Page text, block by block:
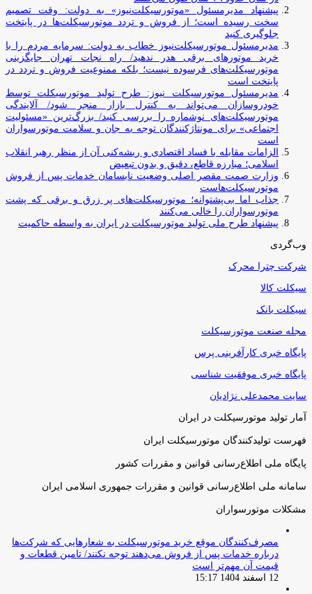
پیشنهاد مدیرمسئول «موتورسیکلت‌نیوز» به دولت: وقت تصمیم
سخت رسیده است؛ از فروش و تردد موتورسیکلت‌ها در پایتخت
جلوگیری کنید
مدیرمسئول موتورسیکلت‌نیوز خطاب به دولت: سرمایه مردم را با
خرید موتورهای برقی هدر ندهید/ راه نجات تهران جایگزینی
موتورسیکلت‌های فرسوده نیست؛ بلکه ممنوعیت فروش و تردد در
پایتخت است
مدیرمسئول موتورسیکلت نیوز: طرح تولید موتورسیکلت توسط
خودروسازان می‌تواند به کنترل بازار منجر شود/ آلایندگی
موتورسیکلت‌های نوشماره را بررسی کنید/ بزرگ‌ترین «مسئولیت
اجتماعی» برای مونتاژکنندگان توجه به جان و سلامت موتورسواران
است
الزامات مقابله با فساد اقتصادی و ریشه‌کنی آن از منظر رهبر انقلاب
اسلامی؛ مبارزه قاطع، دقیق و بدون تبعیض
وزارت صمت مقصر اصلی وضعیت نابسامان خدمات پس از فروش
موتورسیکلت‌هاست
جذاب اما بی‌پشتوانه؛ موتورسیکلت‌های پر زرق‌ و برقی که پشت
موتورسواران را خالی می‌کنند
پیشنهاد طرح ملی تولید موتورسیکلت در ایران به واسطه حاکمیت
وب‌گردی
شرکت چترا محرک
سیکلت کالا
سیکلت بانک
مجله صنعت موتورسیکلت
پایگاه خبری کارآفرینی پرس
پایگاه خبری موفقیت شناسی
سایت محمدعلی نژادیان
آمار تولید موتورسیکلت در ایران
فهرست تولیدکنندگان موتورسیکلت ایران
پایگاه ملی اطلاع‌رسانی قوانین و مقررات کشور
سامانه ملی اطلاع‌رسانی قوانین و مقررات جمهوری اسلامی ایران
مشکلات موتورسواران
مصرف‌کنندگان موقع خرید موتورسیکلت به شعارهایی که شرکت‌ها
درباره خدمات پس از فروش می‌دهند توجه نکنند/ تامین قطعات و
قیمت آن مهم‌تر است
12 اسفند 1404 15:17